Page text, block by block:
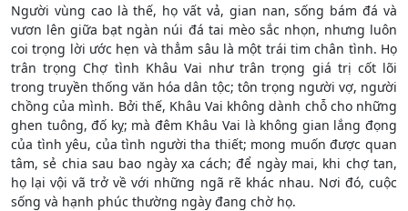
Người vùng cao là thế, họ vất vả, gian nan, sống bám đá và
vươn lên giữa bạt ngàn núi đá tai mèo sắc nhọn, nhưng luôn
coi trọng lời ước hẹn và thẳm sâu là một trái tim chân tình. Họ
trân trọng Chợ tình Khâu Vai như trân trọng giá trị cốt lõi
trong truyền thống văn hóa dân tộc; tôn trọng người vợ, người
chồng của mình. Bởi thế, Khâu Vai không dành chỗ cho những
ghen tuông, đố kỵ; mà đêm Khâu Vai là không gian lắng đọng
của tình yêu, của tình người tha thiết; mong muốn được quan
tâm, sẻ chia sau bao ngày xa cách; để ngày mai, khi chợ tan,
họ lại vội vã trở về với những ngã rẽ khác nhau. Nơi đó, cuộc
sống và hạnh phúc thường ngày đang chờ họ.